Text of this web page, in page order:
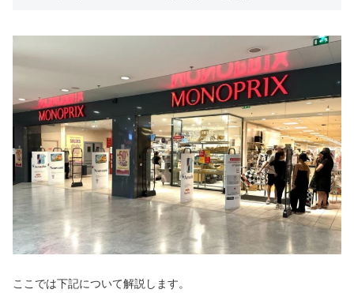
ここでは下記について解説します。